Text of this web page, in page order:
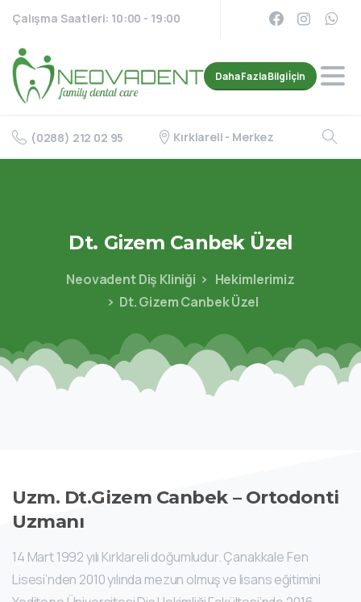
Çalışma Saatleri: 10:00 - 19:00
Daha Fazla Bilgi İçin
(0288) 212 02 95 Kırklareli - Merkez
Dt. Gizem Canbek Üzel
Neovadent Diş Kliniği
Hekimlerimiz
Dt. Gizem Canbek Üzel
Uzm. Dt.Gizem Canbek – Ortodonti
Uzmanı
14 Mart 1992 yılı Kırklareli doğumludur. Çanakkale Fen
Lisesi’nden 2010 yılında mezun olmuş ve lisans eğitimini